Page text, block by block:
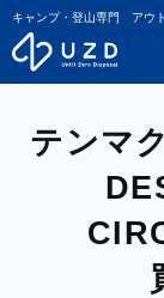
キャンプ・登山専門 アウ
テンマ